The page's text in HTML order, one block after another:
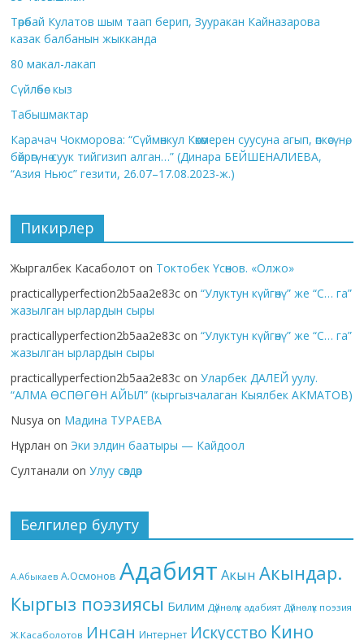
Төрөбай Кулатов шым таап берип, Зууракан Кайназарова
казак балбанын жыкканда
80 макал-лакап
Сүйлөбөс кыз
Табышмактар
Карачач Чокморова: “Сүймөнкул Көкөмерен суусуна агып, өпкөсүнө,
бөйрөгүнө суук тийгизип алган…” (Динара БЕЙШЕНАЛИЕВА,
“Азия Ньюс” гезити, 26.07–17.08.2023-ж.)
Пикирлер
Жыргалбек Касаболот on Токтобек Үсөнов. «Олжо»
practicallyperfection2b5aa2e83c on“Улуктун күйгөнү” же “С… га”
жазылган ырлардын сыры
practicallyperfection2b5aa2e83c on“Улуктун күйгөнү” же “С… га”
жазылган ырлардын сыры
practicallyperfection2b5aa2e83c onУларбек ДАЛЕЙ уулу.
“АЛМА ӨСПӨГӨН АЙЫЛ” (кыргызчалаган Кыялбек АКМАТОВ)
Nusya on Мадина ТУРАЕВА
Нұрлан on Эки элдин баатыры — Кайдоол
Султанали onУлуу сөздөр
Белгилер булуту
А.Абыкаев А.Осмонов Адабият Акын Акындар.
Кыргыз поэзиясы Билим Дүйнөлүк адабият Дүйнөлүк поэзия
Ж.Касаболотов Инсан Интернет Искусство Кино